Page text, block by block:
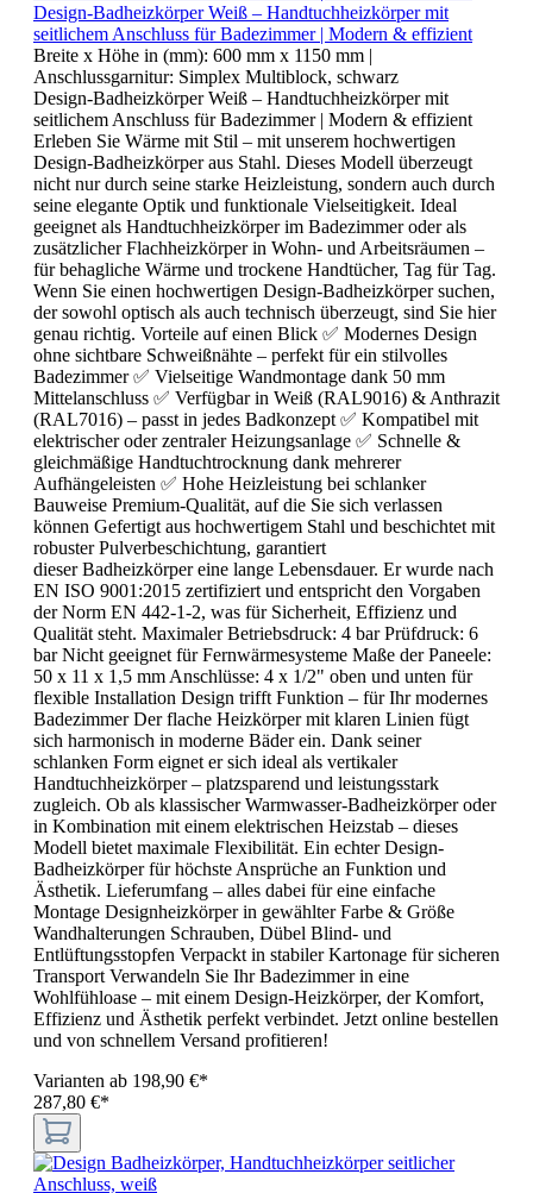
Design-Badheizkörper Weiß – Handtuchheizkörper mit
seitlichem Anschluss für Badezimmer | Modern & effizient
Breite x Höhe in (mm): 600 mm x 1150 mm |
Anschlussgarnitur: Simplex Multiblock, schwarz
Design-Badheizkörper Weiß – Handtuchheizkörper mit
seitlichem Anschluss für Badezimmer | Modern & effizient
Erleben Sie Wärme mit Stil – mit unserem hochwertigen
Design-Badheizkörper aus Stahl. Dieses Modell überzeugt
nicht nur durch seine starke Heizleistung, sondern auch durch
seine elegante Optik und funktionale Vielseitigkeit. Ideal
geeignet als Handtuchheizkörper im Badezimmer oder als
zusätzlicher Flachheizkörper in Wohn- und Arbeitsräumen –
für behagliche Wärme und trockene Handtücher, Tag für Tag.
Wenn Sie einen hochwertigen Design-Badheizkörper suchen,
der sowohl optisch als auch technisch überzeugt, sind Sie hier
genau richtig. Vorteile auf einen Blick ✅ Modernes Design
ohne sichtbare Schweißnähte – perfekt für ein stilvolles
Badezimmer ✅ Vielseitige Wandmontage dank 50 mm
Mittelanschluss ✅ Verfügbar in Weiß (RAL9016) & Anthrazit
(RAL7016) – passt in jedes Badkonzept ✅ Kompatibel mit
elektrischer oder zentraler Heizungsanlage ✅ Schnelle &
gleichmäßige Handtuchtrocknung dank mehrerer
Aufhängeleisten ✅ Hohe Heizleistung bei schlanker
Bauweise Premium-Qualität, auf die Sie sich verlassen
können Gefertigt aus hochwertigem Stahl und beschichtet mit
robuster Pulverbeschichtung, garantiert
dieser Badheizkörper eine lange Lebensdauer. Er wurde nach
EN ISO 9001:2015 zertifiziert und entspricht den Vorgaben
der Norm EN 442-1-2, was für Sicherheit, Effizienz und
Qualität steht. Maximaler Betriebsdruck: 4 bar Prüfdruck: 6
bar Nicht geeignet für Fernwärmesysteme Maße der Paneele:
50 x 11 x 1,5 mm Anschlüsse: 4 x 1/2" oben und unten für
flexible Installation Design trifft Funktion – für Ihr modernes
Badezimmer Der flache Heizkörper mit klaren Linien fügt
sich harmonisch in moderne Bäder ein. Dank seiner
schlanken Form eignet er sich ideal als vertikaler
Handtuchheizkörper – platzsparend und leistungsstark
zugleich. Ob als klassischer Warmwasser-Badheizkörper oder
in Kombination mit einem elektrischen Heizstab – dieses
Modell bietet maximale Flexibilität. Ein echter Design-
Badheizkörper für höchste Ansprüche an Funktion und
Ästhetik. Lieferumfang – alles dabei für eine einfache
Montage Designheizkörper in gewählter Farbe & Größe
Wandhalterungen Schrauben, Dübel Blind- und
Entlüftungsstopfen Verpackt in stabiler Kartonage für sicheren
Transport Verwandeln Sie Ihr Badezimmer in eine
Wohlfühloase – mit einem Design-Heizkörper, der Komfort,
Effizienz und Ästhetik perfekt verbindet. Jetzt online bestellen
und von schnellem Versand profitieren!
Varianten ab 198,90 €*
287,80 €*